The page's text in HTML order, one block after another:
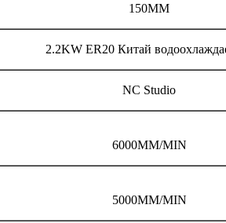
150MM
2.2KW ER20 Китай
NC Studio
6000MM/MIN
5000MM/MIN